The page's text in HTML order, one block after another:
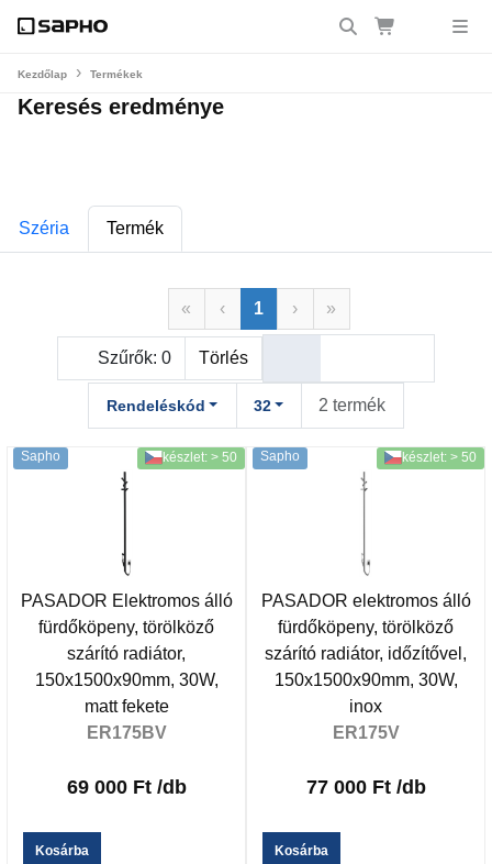
Kezdőlap Termékek
Keresés eredménye
Széria Termék
« ‹ 1 › »
Szűrők:0 Törlés
Rendeléskód 32 2 termék
Sapho készlet: > 50
PASADOR Elektromos álló
fürdőköpeny, törölköző
szárító radiátor,
150x1500x90mm, 30W,
matt fekete
ER175BV
69 000 Ft /db
Kosárba
Sapho készlet: > 50
PASADOR elektromos álló
fürdőköpeny, törölköző
szárító radiátor, időzítővel,
150x1500x90mm, 30W,
inox
ER175V
77 000 Ft /db
Kosárba